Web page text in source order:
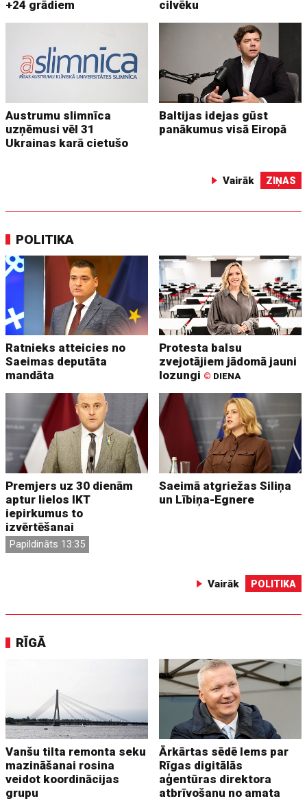
+24 grādiem cilvēku
Austrumu slimnīca
uzņēmusi vēl 31
Ukrainas karā cietušo
Baltijas idejas gūst
panākumus visā Eiropā
Vairāk ZIŅAS
POLITIKA
Ratnieks atteicies no
Saeimas deputāta
mandāta
Protesta balsu
zvejotājiem jādomā jauni
lozungi © DIENA
Premjers uz 30 dienām
aptur lielos IKT
iepirkumus to
izvērtēšanai
Papildināts 13:35
Saeimā atgriežas Siliņa
un Lībiņa-Egnere
Vairāk POLITIKA
RĪGĀ
Vanšu tilta remonta seku
mazināšanai rosina
veidot koordinācijas
grupu
Ārkārtas sēdē lems par
Rīgas digitālās
aģentūras direktora
atbrīvošanu no amata